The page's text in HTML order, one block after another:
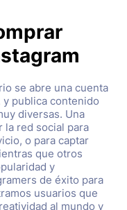
se abre una cuenta
publica contenido
diversas. Una
la red social para
o para captar
que otros
y
de éxito para
usuarios que
al mundo y